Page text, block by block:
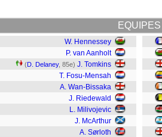
EQUIPES
W. Hennessey
P. van Aanholt
(D. Delaney, 85e) J. Tomkins
T. Fosu-Mensah
A. Wan-Bissaka
J. Riedewald
L. Milivojevic
J. McArthur
A. Sørloth